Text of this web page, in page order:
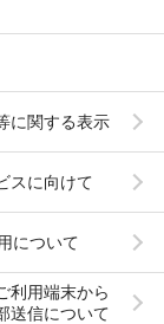
に関する表示
スに向けて
について
利用端末から
送信について